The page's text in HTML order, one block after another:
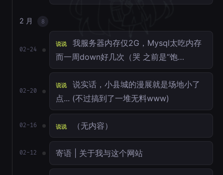
2 月 8
02-24
说说
我服务器内存仅2G，Mysql太吃内存
而一周down好几次（哭 之前是“饱…
02-20
说说
说实话，小县城的漫展就是场地小了
点... (不过搞到了一堆无料www)
02-16 说说 （无内容）
02-12 寄语 | 关于我与这个网站